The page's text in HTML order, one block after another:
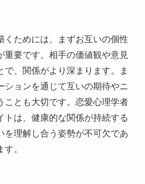
くためには、まずお互いの個性
重要です。相手の価値観や意見
で、関係がより深まります。ま
ションを通じて互いの期待やニ
ことも大切です。恋愛心理学者
トは、健康的な関係が持続する
を理解し合う姿勢が不可欠であ
。